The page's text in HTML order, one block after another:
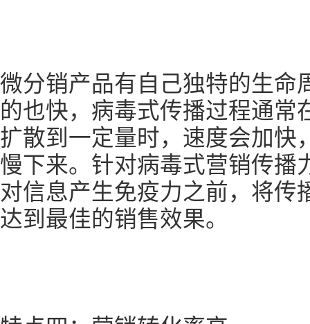
微分销产品有自己独特的生命
的也快，病毒式传播过程通常
扩散到一定量时，速度会加快
慢下来。针对病毒式营销传播
对信息产生免疫力之前，将传
达到最佳的销售效果。